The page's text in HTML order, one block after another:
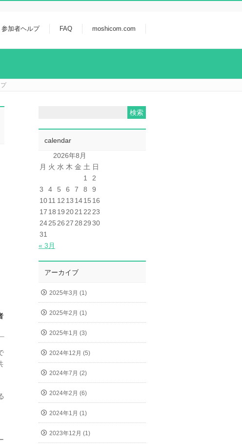
加者ヘルプ FAQ moshicom.com
calendar
2026年8月
月 火 水 木 金 土 日
1
2
3
4 5 6 7 8
9
1011 12 13 1415 16
17 18 19 2021 22 23
2425 26 27 28 2930
31
« 3月
アーカイブ
2025年3月 (1)
2025年2月 (1)
2025年1月 (3)
2024年12月 (5)
2024年7月 (2)
2024年2月 (6)
2024年1月 (1)
2023年12月 (1)